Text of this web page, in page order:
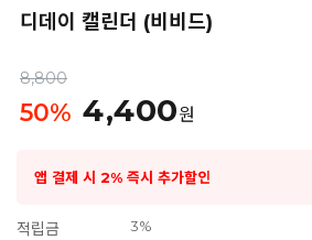
디데이 캘린더 (비비드)
8,800
50% 4,400원
앱 결제 시 2% 즉시 추가할인
적립금 3%